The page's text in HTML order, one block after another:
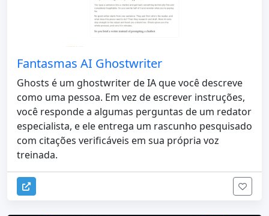
Fantasmas AI Ghostwriter
Ghosts é um ghostwriter de IA que você descreve
como uma pessoa. Em vez de escrever instruções,
você responde a algumas perguntas de um redator
especialista, e ele entrega um rascunho pesquisado
com citações verificáveis ​​​​em sua própria voz
treinada.